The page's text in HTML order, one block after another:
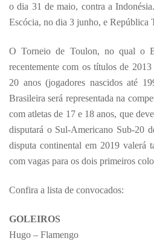
o dia 31 de maio, contra a
Escócia, no dia 3 junho, e República
O Torneio de Toulon, no qual o
recentemente com os títulos de
20 anos (jogadores nascidos até
Brasileira será representada na
com atletas de 17 e 18 anos, que
disputará o Sul-Americano Sub-20
disputa continental em 2019 valerá
com vagas para os dois primeiros
Confira a lista de convocados:
GOLEIROS
Hugo – Flamengo